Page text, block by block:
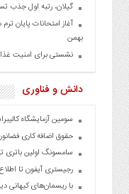
گیلان، رتبه اول جذب
بهمن
نشستی برای امنیت
دانش و فناوری
سومین آزمایشگاه
حقوق اضافه کاری
سامسونگ اولین باتری
رجیستری آیفون‌ تا
با ریسمان‌های کیهانی